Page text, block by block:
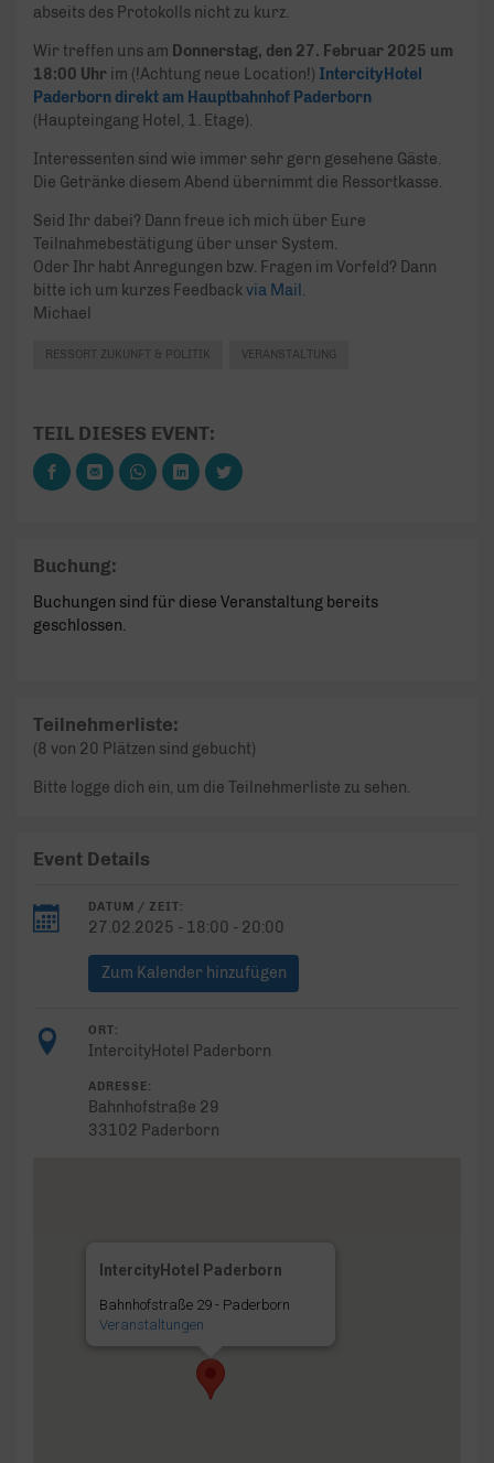
abseits des Protokolls nicht zu kurz.
Wir treffen uns am Donnerstag, den 27. Februar 2025 um
18:00 Uhr im (!Achtung neue Location!) IntercityHotel
Paderborn direkt am Hauptbahnhof Paderborn
(Haupteingang Hotel, 1. Etage).
Interessenten sind wie immer sehr gern gesehene Gäste.
Die Getränke diesem Abend übernimmt die Ressortkasse.
Seid Ihr dabei? Dann freue ich mich über Eure
Teilnahmebestätigung über unser System.
Oder Ihr habt Anregungen bzw. Fragen im Vorfeld? Dann
bitte ich um kurzes Feedbackvia Mail.
Michael
RESSORT ZUKUNFT & POLITIK VERANSTALTUNG
TEIL DIESES EVENT:
Buchung:
Buchungen sind für diese Veranstaltung bereits
geschlossen.
Teilnehmerliste:
(8 von 20 Plätzen sind gebucht)
Bitte logge dich ein, um die Teilnehmerliste zu sehen.
Event Details
DATUM / ZEIT:
27.02.2025 - 18:00 - 20:00
Zum Kalender hinzufügen
ORT:
IntercityHotel Paderborn
ADRESSE:
Bahnhofstraße 29
33102 Paderborn
IntercityHotel Paderborn
Bahnhofstraße 29 - Paderborn
Veranstaltungen